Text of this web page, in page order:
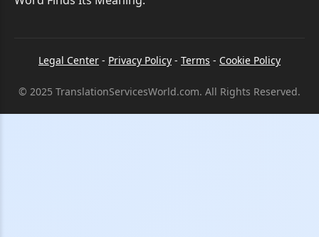
Legal Center - Privacy Policy - Terms - Cookie Policy
© 2025 TranslationServicesWorld.com. All Rights Reserved.